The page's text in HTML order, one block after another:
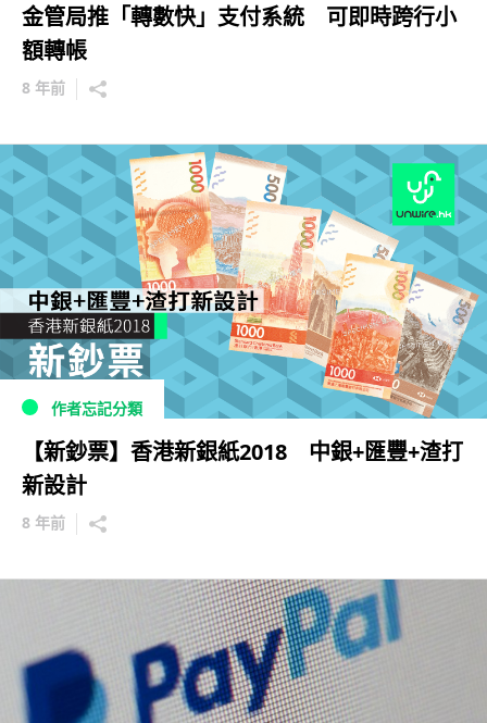
金管局推「轉數快」支付系統 可即時跨行小
額轉帳
8 年前
作者忘記分類
【新鈔票】香港新銀紙2018 中銀+匯豐+渣打
新設計
8 年前